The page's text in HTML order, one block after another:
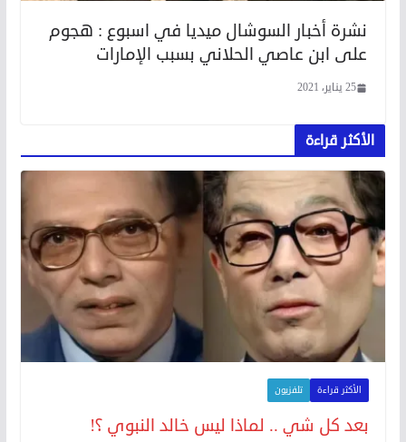
نشرة أخبار السوشال ميديا في اسبوع : هجوم
على ابن عاصي الحلاني بسبب الإمارات
25 يناير، 2021
الأكثر قراءة
الأكثر قراءة تلفزيون
بعد كل شي .. لماذا ليس خالد النبوي ؟!